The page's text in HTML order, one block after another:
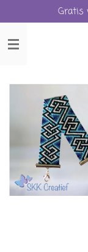
direct
naar
de
Gratis